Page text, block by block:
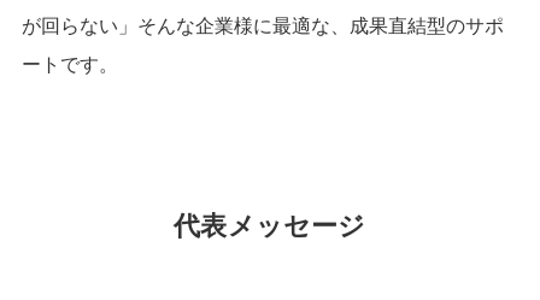
が回らない」そんな企業様に最適な、成果直結型のサポ
ートです。
代表メッセージ